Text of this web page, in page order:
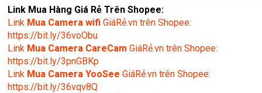
Link Mua Hàng Giá Rẻ Trên Shopee:
Link Mua Camera wifiGiáRẻ.vn trên Shopee:
https://bit.ly/36voObu
Link Mua Camera CareCam GiáRẻ.vn trên Shopee:
https://bit.ly/3pnGBKp
Link Mua Camera YooSee GiáRẻ.vn trên Shopee:
https://bit.ly/36vqv8Q